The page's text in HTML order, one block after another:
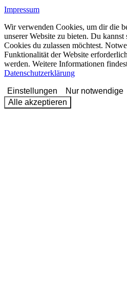
Impressum
Wir verwenden Cookies, um dir die
unserer Website zu bieten. Du kannst
Cookies du zulassen möchtest.
Funktionalität der Website
werden. Weitere Informationen
Datenschutzerklärung
Einstellungen
Nur notwendige
Alle akzeptieren